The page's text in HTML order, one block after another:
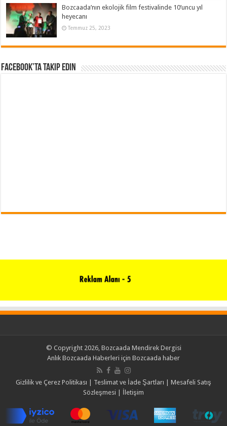
Bozcaada’nın ekolojik film festivalinde 10’uncu yıl
heyecanı
Temmuz 25, 2023
Facebook’ta Takip Edin
© Copyright 2026, Bozcaada Mendirek Dergisi
Anlık Bozcaada Haberleri için Bozcaada haber
Gizlilik ve Çerez Politikası | Teslimat ve İade Şartları | Mesafeli Satış
Sözleşmesi | İletişim